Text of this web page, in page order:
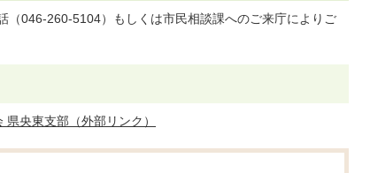
（046-260-5104）もしくは市民相談課へのご来庁によりご
央東支部（外部リンク）